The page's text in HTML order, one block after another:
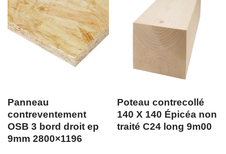
Panneau
contreventement
OSB 3 bord droit ep
9mm 2800×1196
Poteau contrecollé
140 X 140 Épicéa non
traité C24 long 9m00